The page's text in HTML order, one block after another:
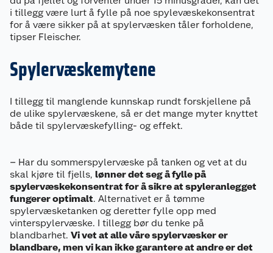
i tillegg være lurt å fylle på noe spylevæskekonsentrat
for å være sikker på at spylervæsken tåler forholdene,
tipser Fleischer.
Spylervæskemytene
I tillegg til manglende kunnskap rundt forskjellene på
de ulike spylervæskene, så er det mange myter knyttet
både til spylervæskefylling- og effekt.
– Har du sommerspylervæske på tanken og vet at du
skal kjøre til fjells, lønner det seg å fylle på
spylervæskekonsentrat for å sikre at spyleranlegget
fungerer optimalt. Alternativet er å tømme
spylervæsketanken og deretter fylle opp med
vinterspylervæske. I tillegg bør du tenke på
blandbarhet. Vi vet at alle våre spylervæsker er
blandbare, men vi kan ikke garantere at andre er det